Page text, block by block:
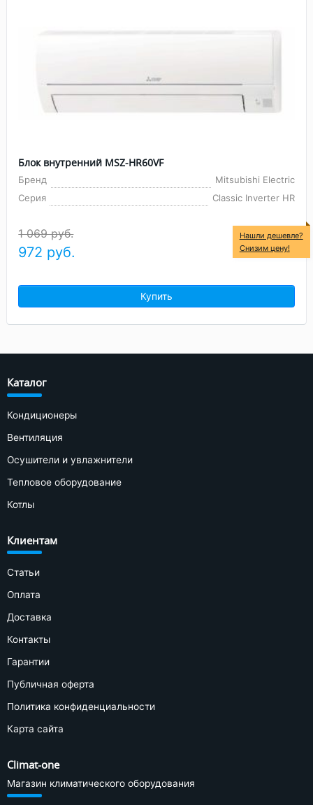
Блок внутренний MSZ-HR60VF
Бренд
Mitsubishi Electric
Серия
Classic Inverter HR
1 069 руб.
972 руб.
Нашли дешевле?
Снизим цену!
Купить
Каталог
Кондиционеры
Вентиляция
Осушители и увлажнители
Тепловое оборудование
Котлы
Клиентам
Статьи
Оплата
Доставка
Контакты
Гарантии
Публичная оферта
Политика конфиденциальности
Карта сайта
Climat-one
Магазин климатического оборудования